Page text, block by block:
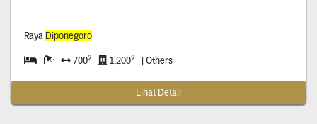
Raya Diponegoro
7002 1,2002 | Others
Lihat Detail